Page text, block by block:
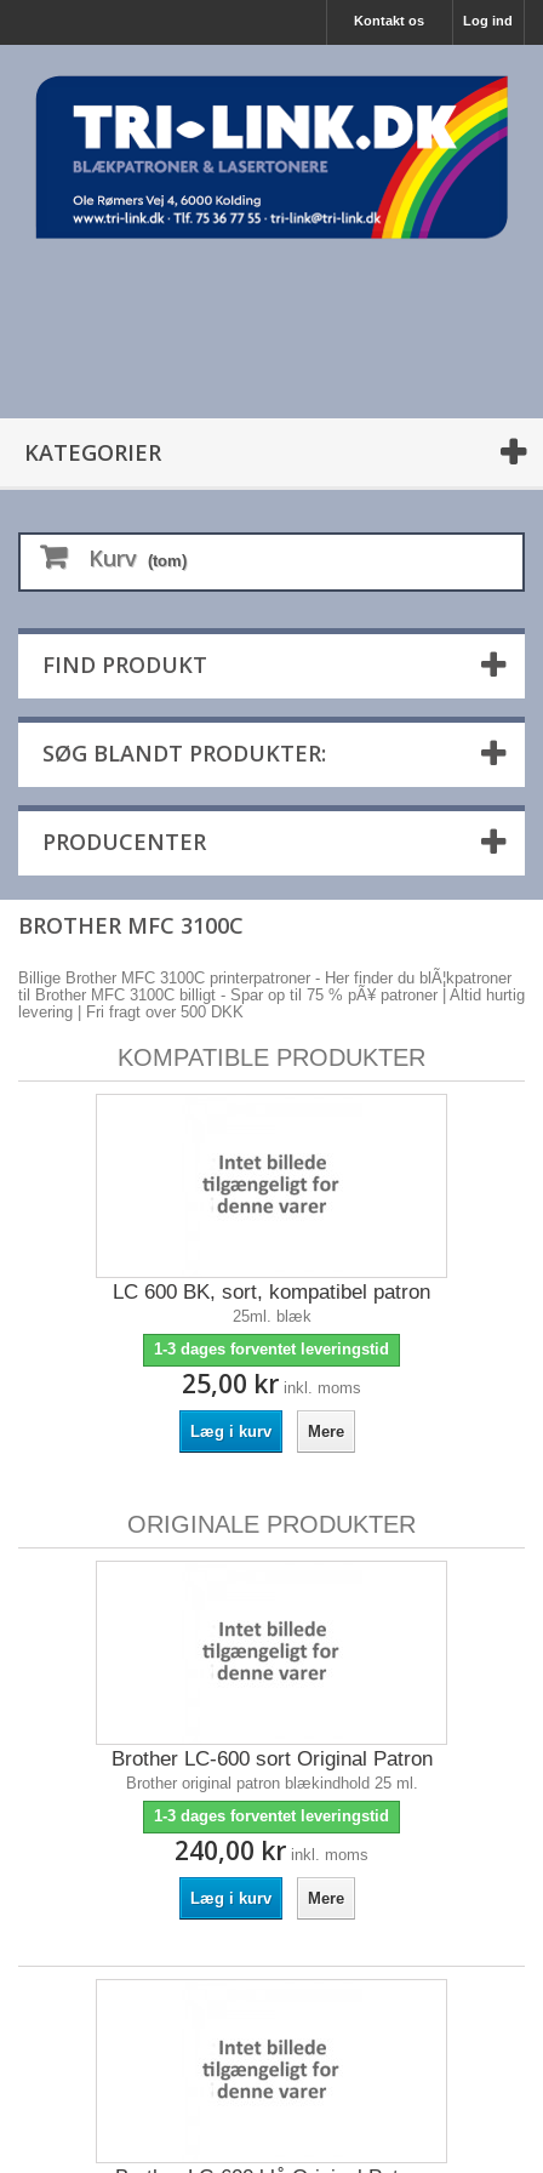
Log ind
Kontakt os
KATEGORIER
Kurv (tom)
FIND PRODUKT
SØG BLANDT PRODUKTER:
PRODUCENTER
BROTHER MFC 3100C
Billige Brother MFC 3100C printerpatroner - Her finder du blÃ¦kpatroner
til Brother MFC 3100C billigt - Spar op til 75 % pÃ¥ patroner | Altid hurtig
levering | Fri fragt over 500 DKK
KOMPATIBLE PRODUKTER
LC 600 BK, sort, kompatibel patron
25ml. blæk
1-3 dages forventet leveringstid
25,00 kr inkl. moms
Læg i kurv Mere
ORIGINALE PRODUKTER
Brother LC-600 sort Original Patron
Brother original patron blækindhold 25 ml.
1-3 dages forventet leveringstid
240,00 kr inkl. moms
Læg i kurv Mere